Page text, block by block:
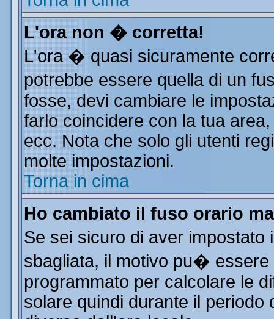
L'ora non � corretta!
L'ora � quasi sicuramente
potrebbe essere quella di un
fosse, devi cambiare le
farlo coincidere con la tua
ecc. Nota che solo gli utenti
molte impostazioni.
Torna in cima
Ho cambiato il fuso orario
Se sei sicuro di aver
sbagliata, il motivo pu�
programmato per calcolare le
solare quindi durante il